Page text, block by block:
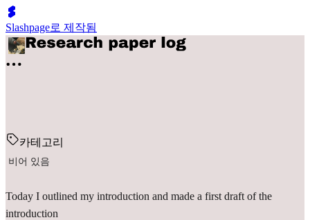
Slashpage로 제작됨
카테고리
비어 있음
Today I outlined my introduction and made a first draft of the
introduction